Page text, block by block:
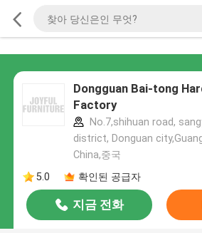
Dongguan Bai-tong
Factory
No.7,shihuan road,
district, Donguan
China,중국
5.0
확인된 공급자
지금 전화